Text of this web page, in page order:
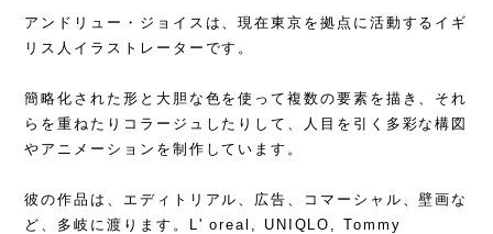
アンドリュー・ジョイスは、現在東京を拠点に活動するイギ
リス人イラストレーターです。
簡略化された形と大胆な色を使って複数の要素を描き、それ
らを重ねたりコラージュしたりして、人目を引く多彩な構図
やアニメーションを制作しています。
彼の作品は、エディトリアル、広告、コマーシャル、壁画な
ど、多岐に渡ります。L' oreal, UNIQLO, Tommy